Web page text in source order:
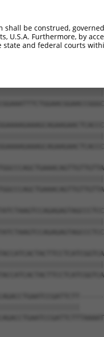
shall be construed,
U.S.A. Furthermore, by
and federal courts